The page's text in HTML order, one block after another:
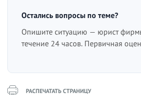
Остались вопросы по теме?
Опишите ситуацию — юрист
течение 24 часов. Первичная
РАСПЕЧАТАТЬ СТРАНИЦУ